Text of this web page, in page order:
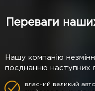
Переваги
Нашу компанію
поєднанню наступних
власний великий